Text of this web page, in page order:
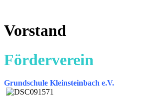
Vorstand
Förderverein
Grundschule Kleinsteinbach e.V.